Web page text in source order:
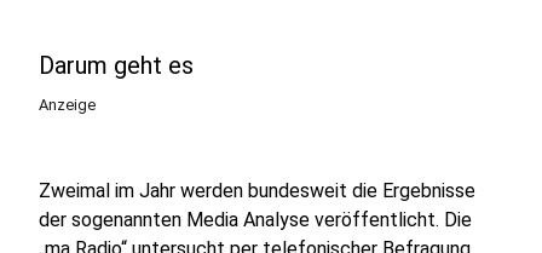
Darum geht es
Anzeige
Zweimal im Jahr werden bundesweit die Ergebnisse
der sogenannten Media Analyse veröffentlicht. Die